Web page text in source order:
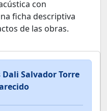
con
ficha descriptiva
de las obras.
Dali Salvador Torre